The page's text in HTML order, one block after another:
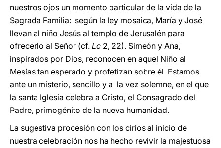
nuestros ojos un momento particular de la vida de la
Sagrada Familia: según la ley mosaica, María y José
llevan al niño Jesús al templo de Jerusalén para
ofrecerlo al Señor (cf. Lc 2, 22). Simeón y Ana,
inspirados por Dios, reconocen en aquel Niño al
Mesías tan esperado y profetizan sobre él. Estamos
ante un misterio, sencillo y a la vez solemne, en el que
la santa Iglesia celebra a Cristo, el Consagrado del
Padre, primogénito de la nueva humanidad.
La sugestiva procesión con los cirios al inicio de
nuestra celebración nos ha hecho revivir la majestuosa